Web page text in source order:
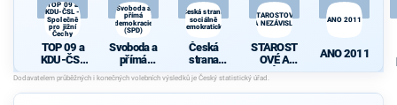
TOP 09 a
KDU-ČSL -
Společně
pro jižní
Čechy
TOP 09 a
KDU-ČSL
- Společně
pro jižní
Čechy
Svoboda a
přímá
demokracie
(SPD)
Svoboda a
přímá
demokraci
e (SPD)
Česká strana
sociálně
demokratická
Česká
strana
sociálně
demokrati
cká
STAROSTOVÉ
A NEZÁVISLÍ
STAROST
OVÉ A
NEZÁVISL
ANO 2011
ANO 2011